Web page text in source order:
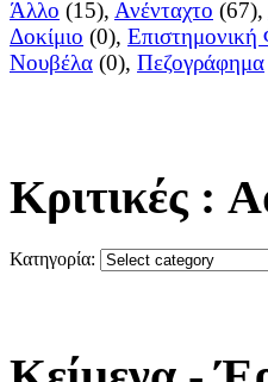
Άλλο (15), Ανένταχτο (67),
Δοκίμιο (0), Επιστημονική
Νουβέλα (0), Πεζογράφημα
Κριτικές :
Κατηγορία: